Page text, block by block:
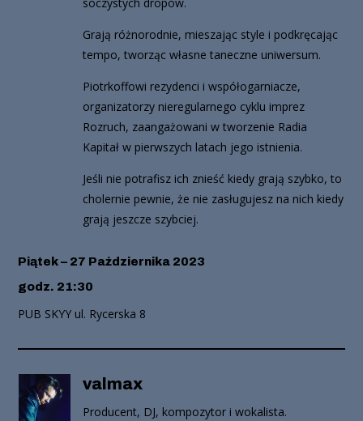
Grają różnorodnie, mieszając style i podkręcając
tempo, tworząc własne taneczne uniwersum.
Piotrkoffowi rezydenci i współogarniacze,
organizatorzy nieregularnego cyklu imprez
Rozruch, zaangażowani w tworzenie Radia
Kapitał w pierwszych latach jego istnienia.
Jeśli nie potrafisz ich znieść kiedy grają szybko, to
cholernie pewnie, że nie zasługujesz na nich kiedy
grają jeszcze szybciej.
Piątek – 27 Października 2023
godz. 21:30
PUB SKYY ul. Rycerska 8
valmax
Producent, DJ, kompozytor i wokalista.